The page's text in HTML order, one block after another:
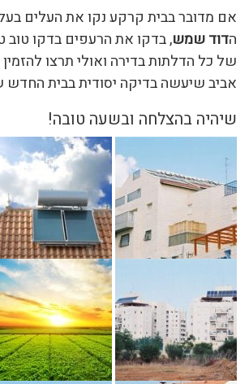
אם מדובר בבית קרקע נקו את העלים
הדוד שמש, בדקו את הרעפים בדקו טוב
של כל הדלתות בדירה ואולי תרצו
אביב שיעשה בדיקה יסודית בבית
שיהיה בהצלחה ובשעה טובה!